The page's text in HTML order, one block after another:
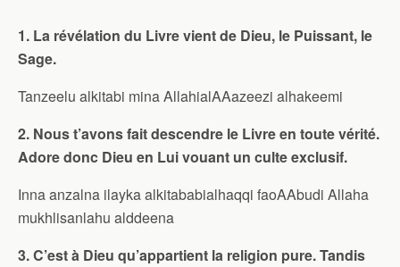
1. La révélation du Livre vient de Dieu, le Puissant, le
Sage.
Tanzeelu alkitabi mina AllahialAAazeezi alhakeemi
2. Nous t’avons fait descendre le Livre en toute vérité.
Adore donc Dieu en Lui vouant un culte exclusif.
Inna anzalna ilayka alkitababialhaqqi faoAAbudi Allaha
mukhlisanlahu alddeena
3. C’est à Dieu qu’appartient la religion pure. Tandis